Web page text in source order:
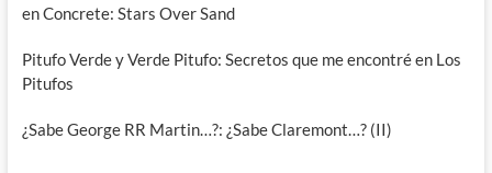
en Concrete: Stars Over Sand
Pitufo Verde y Verde Pitufo: Secretos que me encontré en Los
Pitufos
¿Sabe George RR Martin…?: ¿Sabe Claremont…? (II)